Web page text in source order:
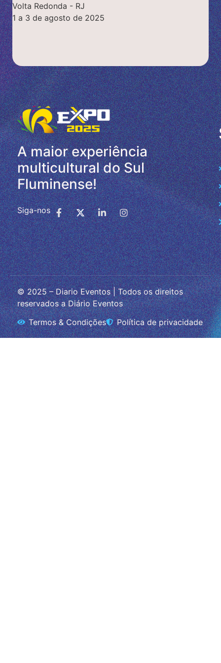
Volta Redonda - RJ
1 a 3 de agosto de 2025
A maior experiência
multicultural do Sul
Fluminense!
Siga-nos
© 2025 – Diario Eventos | Todos os direitos
reservados a Diário Eventos
Termos & Condições
Política de privacidade